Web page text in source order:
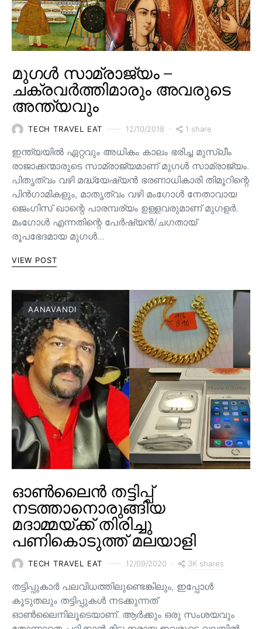
മുഗൾ സാമ്രാജ്യം –
ചക്രവർത്തിമാരും അവരുടെ
അന്ത്യവും
TECH TRAVEL EAT 12/10/2018 1 share
ഇന്ത്യയിൽ ഏറ്റവും അധികം കാലം ഭരിച്ച മുസ്ലീം
രാജാക്കന്മാരുടെ സാമ്രാജ്യമാണ് മുഗൾ സാമ്രാജ്യം.
പിതൃത്വം വഴി മദ്ധ്യേഷ്യൻ ഭരണാധികാരി തിമൂറിന്റെ
പിൻ‌ഗാമികളും, മാതൃത്വം വഴി മംഗോൾ നേതാവായ
ജെംഗിസ് ഖാന്റെ പാരമ്പര്യം ഉള്ളവരുമാണ്‌ മുഗളർ.
മംഗോൾ എന്നതിന്റെ പേർഷ്യൻ/ചഗതായ്
രൂപഭേദമായ മുഗൾ…
VIEW POST
AANAVANDI
ഓൺലൈൻ തട്ടിപ്പ്
നടത്താനൊരുങ്ങിയ
മദാമ്മയ്ക്ക് തിരിച്ചു
പണികൊടുത്ത് മലയാളി
TECH TRAVEL EAT 12/09/2020 3K shares
തട്ടിപ്പുകാർ പലവിധത്തിലുണ്ടെങ്കിലും, ഇപ്പോൾ
കൂടുതലും തട്ടിപ്പുകൾ നടക്കുന്നത്
ഓൺലൈനിലൂടെയാണ്. ആർക്കും ഒരു സംശയവും